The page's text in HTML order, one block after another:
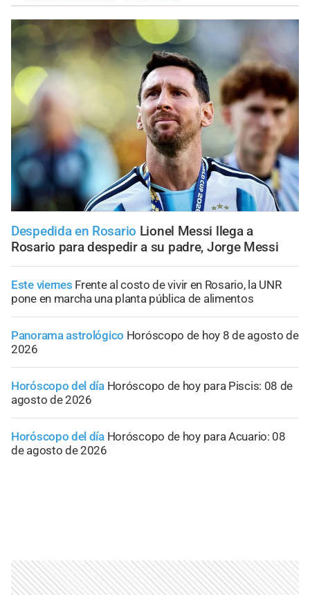
Despedida en Rosario Lionel Messi llega a
Rosario para despedir a su padre, Jorge Messi
Este viernes Frente al costo de vivir en Rosario, la UNR
pone en marcha una planta pública de alimentos
Panorama astrológico Horóscopo de hoy 8 de agosto de
2026
Horóscopo del día Horóscopo de hoy para Piscis: 08 de
agosto de 2026
Horóscopo del día Horóscopo de hoy para Acuario: 08
de agosto de 2026